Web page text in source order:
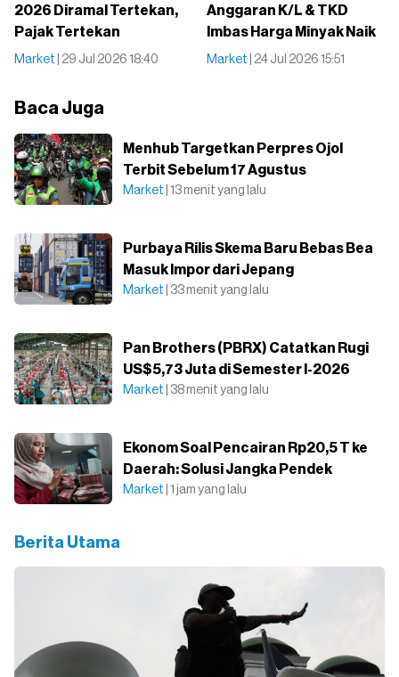
2026 Diramal Tertekan,
Pajak Tertekan
Market | 29 Jul 2026 18:40
Anggaran K/L & TKD
Imbas Harga Minyak Naik
Market | 24 Jul 2026 15:51
Baca Juga
Menhub Targetkan Perpres Ojol
Terbit Sebelum 17 Agustus
Market | 13 menit yang lalu
Purbaya Rilis Skema Baru Bebas Bea
Masuk Impor dari Jepang
Market | 33 menit yang lalu
Pan Brothers (PBRX) Catatkan Rugi
US$5,73 Juta di Semester I-2026
Market | 38 menit yang lalu
Ekonom Soal Pencairan Rp20,5 T ke
Daerah: Solusi Jangka Pendek
Market | 1 jam yang lalu
Berita Utama